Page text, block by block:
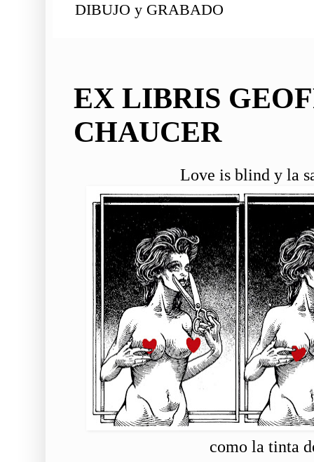
DIBUJO y GRABADO
EX LIBRIS
CHAUCER
Love is blind y la
como la tinta